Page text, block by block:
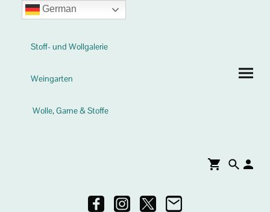
Stoff- und Wollgalerie
Weingarten
Wolle, Garne & Stoffe
German